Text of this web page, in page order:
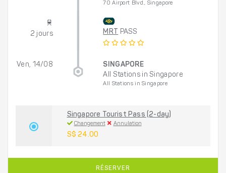
70 Airport Blvd., Singapore
2 jours MRT PASS
Ven, 14/08
SINGAPORE
All Stations in Singapore
All Stations in Singapore
Singapore Tourist Pass (2-day)
Changement Annulation
S$ 24.00
RÉSERVER